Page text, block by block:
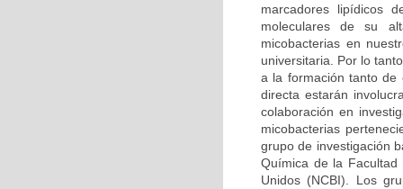
marcadores lipídicos
moleculares de su
micobacterias en
universitaria. Por lo
a la formación tanto de
directa estarán
colaboración en
micobacterias
grupo de investigación
Química de la
Unidos (NCBI). Los